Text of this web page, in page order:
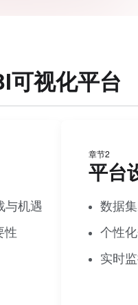
可视化平台
与机遇
性
章节2
平台
数据
个性
实时